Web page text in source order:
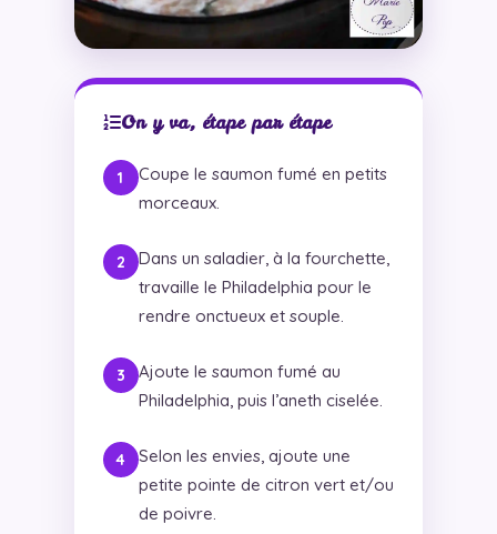
On y va, étape par étape
Coupe le saumon fumé en petits
morceaux.
Dans un saladier, à la fourchette,
travaille le Philadelphia pour le
rendre onctueux et souple.
Ajoute le saumon fumé au
Philadelphia, puis l’aneth ciselée.
Selon les envies, ajoute une
petite pointe de citron vert et/ou
de poivre.